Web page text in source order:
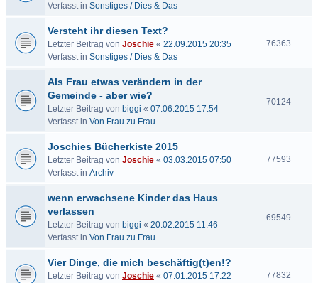
Verfasst in Sonstiges / Dies & Das
Versteht ihr diesen Text?
Letzter Beitrag von Joschie « 22.09.2015 20:35
Verfasst in Sonstiges / Dies & Das
76363
Als Frau etwas verändern in der
Gemeinde - aber wie?
Letzter Beitrag von biggi « 07.06.2015 17:54
Verfasst in Von Frau zu Frau
70124
Joschies Bücherkiste 2015
Letzter Beitrag von Joschie « 03.03.2015 07:50
Verfasst in Archiv
77593
wenn erwachsene Kinder das Haus
verlassen
Letzter Beitrag von biggi « 20.02.2015 11:46
Verfasst in Von Frau zu Frau
69549
Vier Dinge, die mich beschäftig(t)en!?
Letzter Beitrag von Joschie « 07.01.2015 17:22
77832